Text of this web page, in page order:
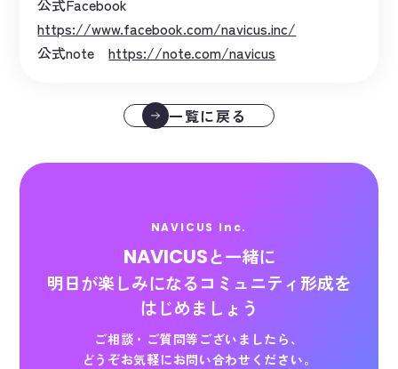
https://www.facebook.com/navicus.inc/
公式notehttps://note.com/navicus
一覧に戻る
NAVICUS Inc.
NAVICUSと一緒に
明日が楽しみになるコミュニティ形成を
はじめましょう
ご相談・ご質問等ございましたら、
どうぞお気軽にお問い合わせください。